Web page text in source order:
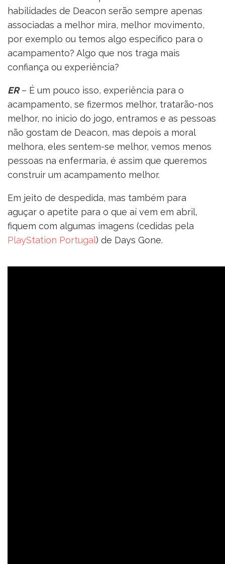
habilidades de Deacon serão sempre apenas
associadas a melhor mira, melhor movimento,
por exemplo ou temos algo especifico para o
acampamento? Algo que nos traga mais
confiança ou experiência?
ER– É um pouco isso, experiência para o
acampamento, se fizermos melhor, tratarão-nos
melhor, no inicio do jogo, entramos e as pessoas
não gostam de Deacon, mas depois a moral
melhora, eles sentem-se melhor, vemos menos
pessoas na enfermaria, é assim que queremos
construir um acampamento melhor.
Em jeito de despedida, mas também para
aguçar o apetite para o que aí vem em abril,
fiquem com algumas imagens (cedidas pela
PlayStation Portugal) de Days Gone.